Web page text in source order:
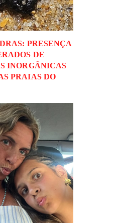
PRESENÇA
DE
INORGÂNICAS
PRAIAS DO